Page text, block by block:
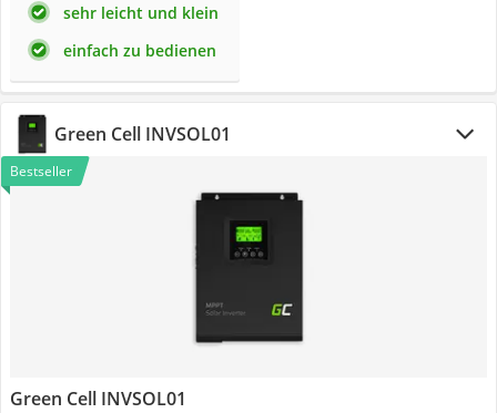
sehr leicht und klein
einfach zu bedienen
Green Cell INVSOL01
Bestseller
Green Cell INVSOL01